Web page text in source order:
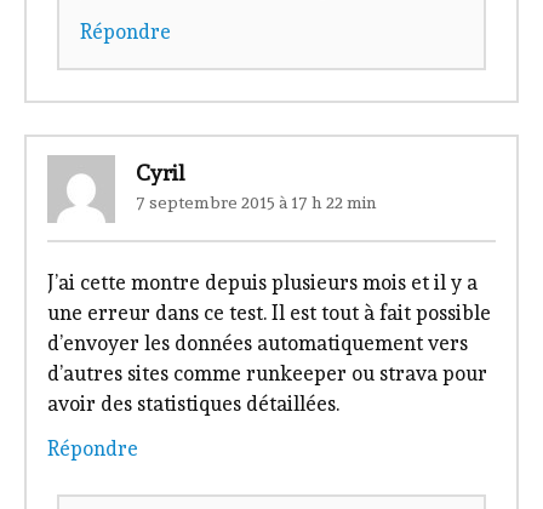
Répondre
Cyril
7 septembre 2015 à 17 h 22 min
J’ai cette montre depuis plusieurs mois et il y a
une erreur dans ce test. Il est tout à fait possible
d’envoyer les données automatiquement vers
d’autres sites comme runkeeper ou strava pour
avoir des statistiques détaillées.
Répondre